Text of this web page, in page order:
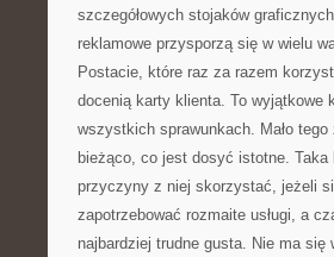
szczegółowych stojaków
reklamowe przysporzą się w wielu
Postacie, które raz za razem
docenią karty klienta. To wyjątkowe
wszystkich sprawunkach. Mało
bieżąco, co jest dosyć istotne.
przyczyny z niej skorzystać, jeżeli
zapotrzebować rozmaite usługi, a
najbardziej trudne gusta. Nie ma